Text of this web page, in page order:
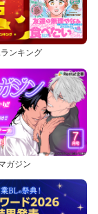
ンキング
ガジン